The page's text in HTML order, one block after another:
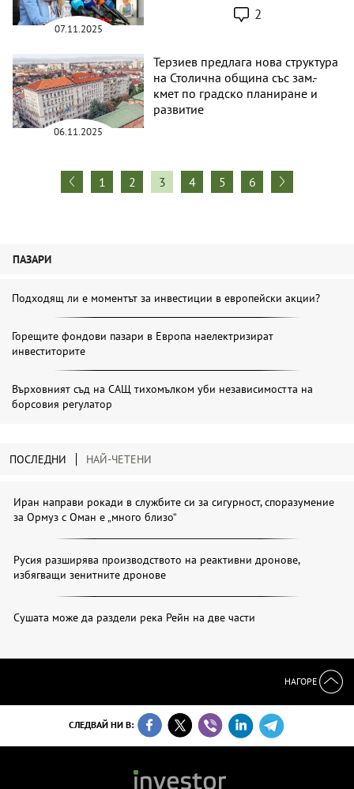
07.11.2025
2
06.11.2025
Терзиев предлага нова структура
на Столична община със зам.-
кмет по градско планиране и
развитие
1 2 3 4 5 6
ПАЗАРИ
Подходящ ли е моментът за инвестиции в европейски акции?
Горещите фондови пазари в Европа наелектризират
инвеститорите
Върховният съд на САЩ тихомълком уби независимостта на
борсовия регулатор
ПОСЛЕДНИ НАЙ-ЧЕТЕНИ
Иран направи рокади в службите си за сигурност, споразумение
за Ормуз с Оман е „много близо“
Русия разширява производството на реактивни дронове,
избягващи зенитните дронове
Сушата може да раздели река Рейн на две части
НАГОРЕ
СЛЕДВАЙ НИ В: